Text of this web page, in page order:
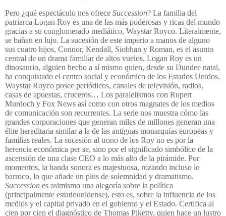
Pero ¿qué espectáculo nos ofrece Succession? La familia del
patriarca Logan Roy es una de las más poderosas y ricas del mundo
gracias a su conglomerado mediático, Waystar Royco. Literalmente,
se bañan en lujo. La sucesión de este imperio a manos de alguno
sus cuatro hijos, Connor, Kendall, Siobhan y Roman, es el asunto
central de un drama familiar de altos vuelos. Logan Roy es un
dinosaurio, alguien hecho a sí mismo quien, desde su Dundee natal,
ha conquistado el centro social y económico de los Estados Unidos.
Waystar Royco posee periódicos, canales de televisión, radios,
casas de apuestas, cruceros… Los paralelismos con Rupert
Murdoch y Fox News así como con otros magnates de los medios
de comunicación son recurrentes. La serie nos muestra cómo las
grandes corporaciones que generan miles de millones generan una
élite hereditaria similar a la de las antiguas monarquías europeas y
familias reales. La sucesión al trono de los Roy no es por la
herencia económica per se, sino por el significado simbólico de la
ascensión de una clase CEO a lo más alto de la pirámide. Por
momentos, la banda sonora es majestuosa, rozando incluso lo
barroco, lo que añade un plus de solemnidad y dramatismo.
Succession es asimismo una alegoría sobre la política
(principalmente estadounidense), esto es, sobre la influencia de los
medios y el capital privado en el gobierno y el Estado. Certifica al
cien por cien el diagnóstico de Thomas Piketty, quien hace un lustro